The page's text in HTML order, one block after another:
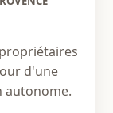
d'une
autonome.